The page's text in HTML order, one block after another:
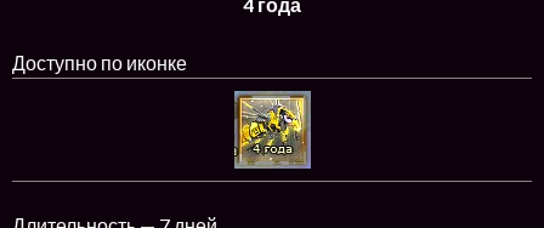
Доступно по иконке